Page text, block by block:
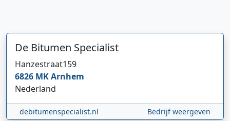
De Bitumen Specialist
Hanzestraat159
6826 MKArnhem
Nederland
debitumenspecialist.nl Bedrijf weergeven